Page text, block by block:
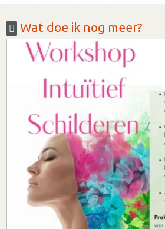
Wat doe ik nog meer?